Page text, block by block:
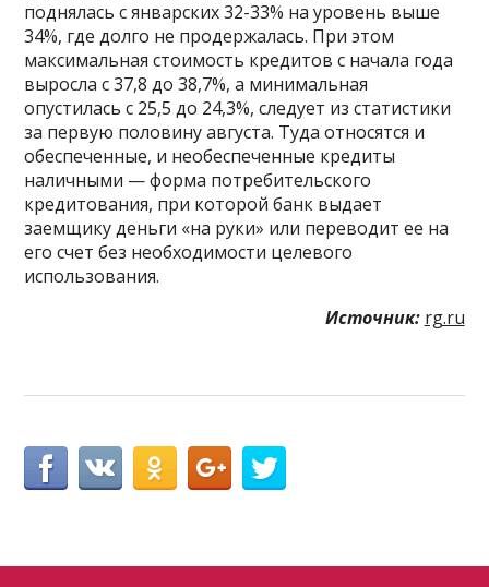
поднялась с январских 32-33% на уровень выше
34%, где долго не продержалась. При этом
максимальная стоимость кредитов с начала года
выросла с 37,8 до 38,7%, а минимальная
опустилась с 25,5 до 24,3%, следует из статистики
за первую половину августа. Туда относятся и
обеспеченные, и необеспеченные кредиты
наличными — форма потребительского
кредитования, при которой банк выдает
заемщику деньги «на руки» или переводит ее на
его счет без необходимости целевого
использования.
Источник: rg.ru